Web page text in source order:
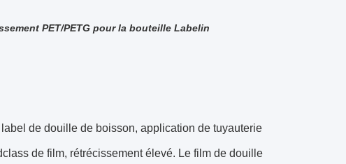
PET/PETG pour la bouteille Labelin
de douille de boisson, application de tuyauterie
de film, rétrécissement élevé. Le film de douille